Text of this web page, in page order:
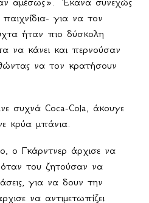
παιχνίδια- για να τον
ήταν πιο δύσκολη
να κάνει και περνούσαν
να τον κρατήσουν
συχνά Coca-Cola, άκουγε
κρύα μπάνια.
ο Γκάρντνερ άρχισε να
του ζητούσαν να
για να δουν την
να αντιμετωπίζει